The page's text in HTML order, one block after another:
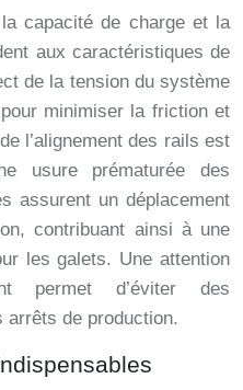
capacité de charge et la
aux caractéristiques de
de la tension du système
minimiser la friction et
l’alignement des rails est
usure prématurée des
assurent un déplacement
contribuant ainsi à une
les galets. Une attention
permet d’éviter des
arrêts de production.